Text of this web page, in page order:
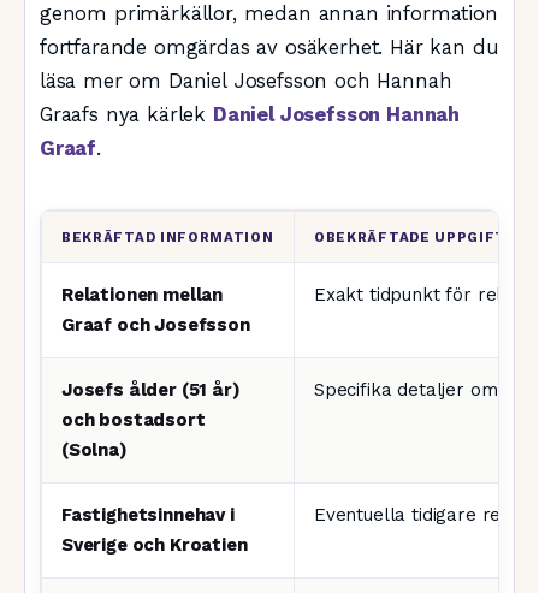
genom primärkällor, medan annan information
fortfarande omgärdas av osäkerhet. Här kan du
läsa mer om Daniel Josefsson och Hannah
Graafs nya kärlek Daniel Josefsson Hannah
Graaf.
BEKRÄFTAD INFORMATION OBEKRÄFTADE UPPGIFTER
Relationen mellan
Graaf och Josefsson
Exakt tidpunkt för
Josefs ålder (51 år)
och bostadsort
(Solna)
Specifika detaljer om
Fastighetsinnehav i
Sverige och Kroatien
Eventuella tidigare